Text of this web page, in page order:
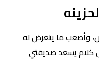
وأصعب ما يتعرض له
كلام يسعد صديقتي